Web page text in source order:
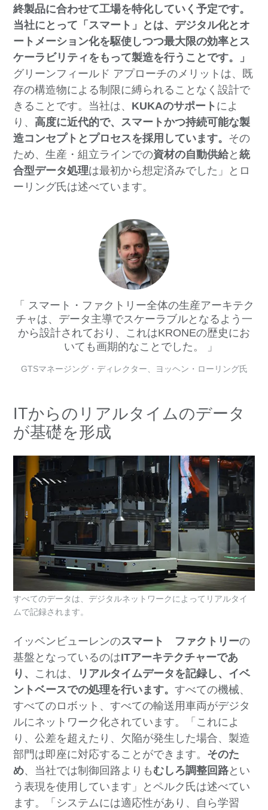
終製品に合わせて工場を特化していく予定です。
当社にとって「スマート」とは、デジタル化とオ
ートメーション化を駆使しつつ最大限の効率とス
ケーラビリティをもって製造を行うことです。」
グリーンフィールド アプローチのメリットは、既
存の構造物による制限に縛られることなく設計で
きることです。当社は、 KUKAのサポート によ
り、高度に近代的で、スマートかつ持続可能な製
造コンセプトとプロセスを採用しています。 その
ため、生産・組立ラインでの資材の自動供給と統
合型データ処理は最初から想定済みでした」とロ
ーリング氏は述べています。
スマート・ファクトリー全体の生産アーキテク
チャは、データ主導でスケーラブルとなるよう一
から設計されており、これはKRONEの歴史にお
いても画期的なことでした。
GTSマネージング・ディレクター、ヨッヘン・ローリング氏
ITからのリアルタイムのデータ
が基礎を形成
イッベンビューレンのスマート ファクトリーの
基盤となっているのはITアーキテクチャーであ
り、 これは、
リアルタイムデータを記録し、イベ
ントベースでの処理を行います。すべての機械、
すべてのロボット、すべての輸送用車両がデジタ
ルにネットワーク化されています。「これによ
り、公差を超えたり、欠陥が発生した場合、製造
部門は即座に対応することができます。 そのた
め、当社では制御回路よりも むしろ調整回路とい
う表現を使用しています」とペルク氏は述べてい
ます。「システムには適応性があり、自ら学習
すべてのデータは、デジタルネットワークによってリアルタイ
ムで記録されます。